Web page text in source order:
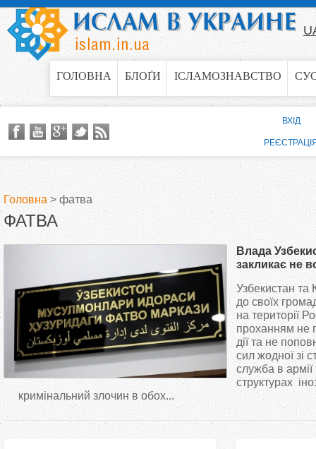
Jump to navigation
ГОЛОВНА БЛОҐИ ІСЛАМОЗНАВСТВО
В
Головна > фатва
ФАТВА
Влада
закликає не
України
Узбекистан та
до своїх
на території
проханням не
дії та не
сил жодної зі
служба в
структурах
кримінальний злочин в обох...
ВХІД